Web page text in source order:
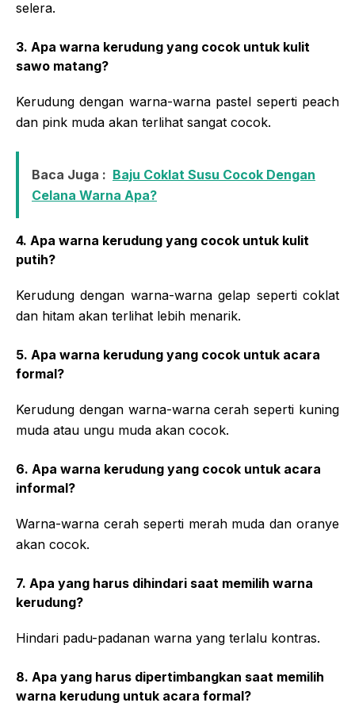
selera.
3. Apa warna kerudung yang cocok untuk kulit
sawo matang?
Kerudung dengan warna-warna pastel seperti peach
dan pink muda akan terlihat sangat cocok.
Baca Juga : Baju Coklat Susu Cocok Dengan
Celana Warna Apa?
4. Apa warna kerudung yang cocok untuk kulit
putih?
Kerudung dengan warna-warna gelap seperti coklat
dan hitam akan terlihat lebih menarik.
5. Apa warna kerudung yang cocok untuk acara
formal?
Kerudung dengan warna-warna cerah seperti kuning
muda atau ungu muda akan cocok.
6. Apa warna kerudung yang cocok untuk acara
informal?
Warna-warna cerah seperti merah muda dan oranye
akan cocok.
7. Apa yang harus dihindari saat memilih warna
kerudung?
Hindari padu-padanan warna yang terlalu kontras.
8. Apa yang harus dipertimbangkan saat memilih
warna kerudung untuk acara formal?